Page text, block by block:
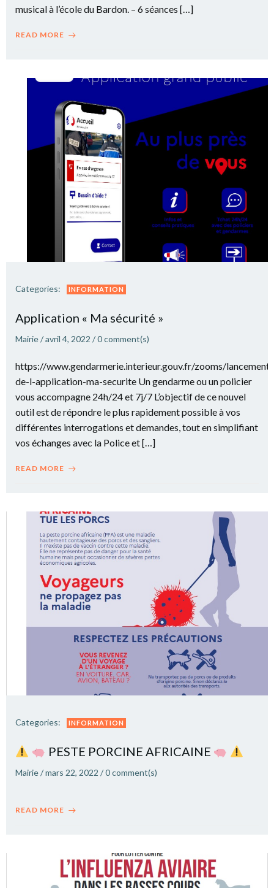
musical à l’école du Bardon. – 6 séances […]
READ MORE
Categories: INFORMATION
Application « Ma sécurité »
Mairie/avril 4, 2022 /0comment(s)
https://www.gendarmerie.interieur.gouv.fr/zooms/lancement-
de-l-application-ma-securite Un gendarme ou un policier
vous accompagne 24h/24 et 7j/7 L’objectif de ce nouvel
outil est de répondre le plus rapidement possible à vos
différentes interrogations et demandes, tout en simplifiant
vos échanges avec la Police et […]
READ MORE
Categories: INFORMATION
PESTE PORCINE AFRICAINE
Mairie/mars 22, 2022 /0comment(s)
READ MORE